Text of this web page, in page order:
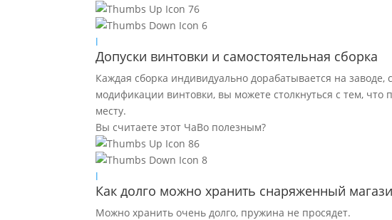
76
6
l
Допуски винтовки и самостоятельная сборка
Каждая сборка индивидуально дорабатывается на
модификации винтовки, вы можете столкнуться с тем, что
месту.
Вы считаете этот ЧаВо полезным?
86
8
l
Как долго можно хранить снаряженный
Можно хранить очень долго, пружина не просядет.